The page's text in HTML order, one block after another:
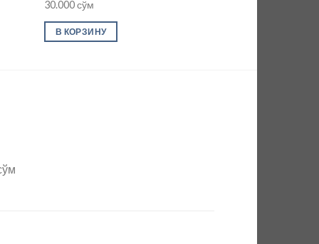
30.000сўм
В КОРЗИНУ